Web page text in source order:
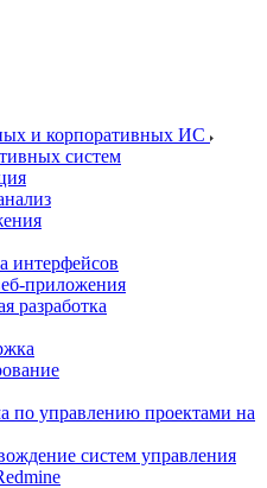
и корпоративных ИС
систем
интерфейсов
приложения
разработка
по управлению проектами на
систем управления